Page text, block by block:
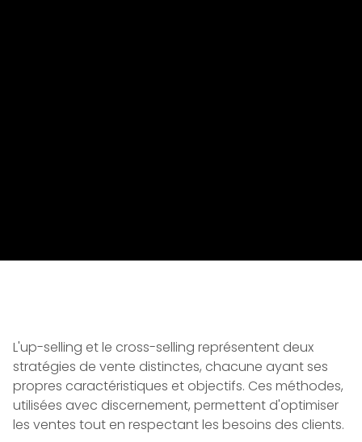
L'up-selling et le cross-selling représentent deux
stratégies de vente distinctes, chacune ayant ses
propres caractéristiques et objectifs. Ces méthodes,
utilisées avec discernement, permettent d'optimiser
les ventes tout en respectant les besoins des clients.